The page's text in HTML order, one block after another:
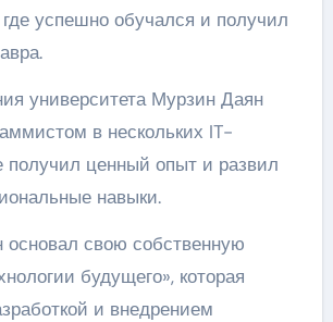
где успешно обучался и получил
университета Мурзин Даян
в нескольких IT-
получил ценный опыт и развил
навыки.
основал свою собственную
будущего», которая
и внедрением